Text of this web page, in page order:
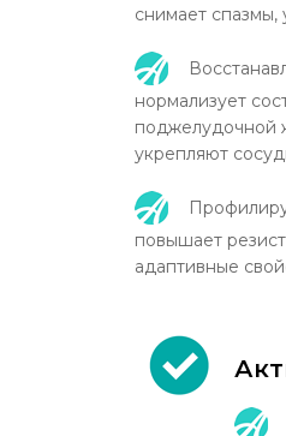
снимает спазмы,
нормализует
поджелудочной
укрепляют
повышает
адаптивные